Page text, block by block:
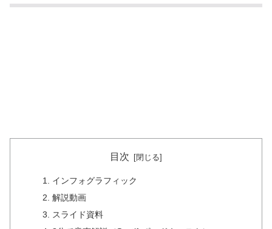
目次
インフォグラフィック
解説動画
スライド資料